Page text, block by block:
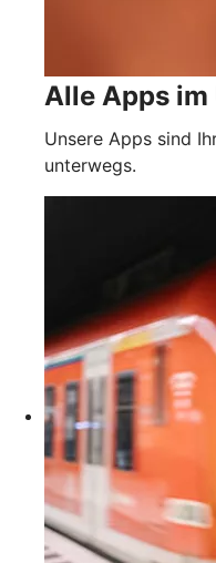
Alle Apps
Unsere Apps sind
unterwegs.